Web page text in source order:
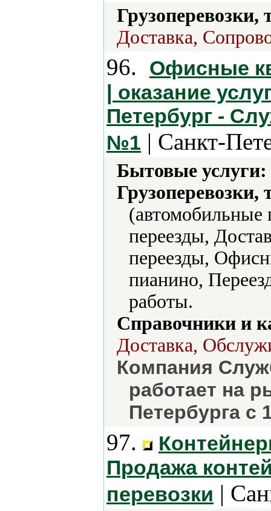
Грузоперевозки,
Доставка,
96.
Офисные
| оказание
Петербург -
№1 | Санкт-
Бытовые услуги:
(автомобильные
переезды,
переезды,
пианино,
работы.
Справочники и
Доставка,
Компания
работает на
Петербурга с
97.
Продажа
перевозки |